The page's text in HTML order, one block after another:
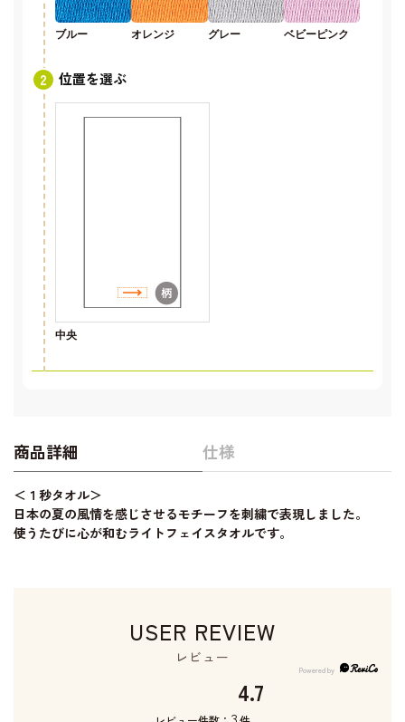
ブルー オレンジ グレー ベビーピンク
位置を選ぶ
中央
商品詳細 仕様
＜１秒タオル＞
日本の夏の風情を感じさせるモチーフを刺繍で表現しました。
使うたびに心が和むライトフェイスタオルです。
USER REVIEW
レビュー
4.7